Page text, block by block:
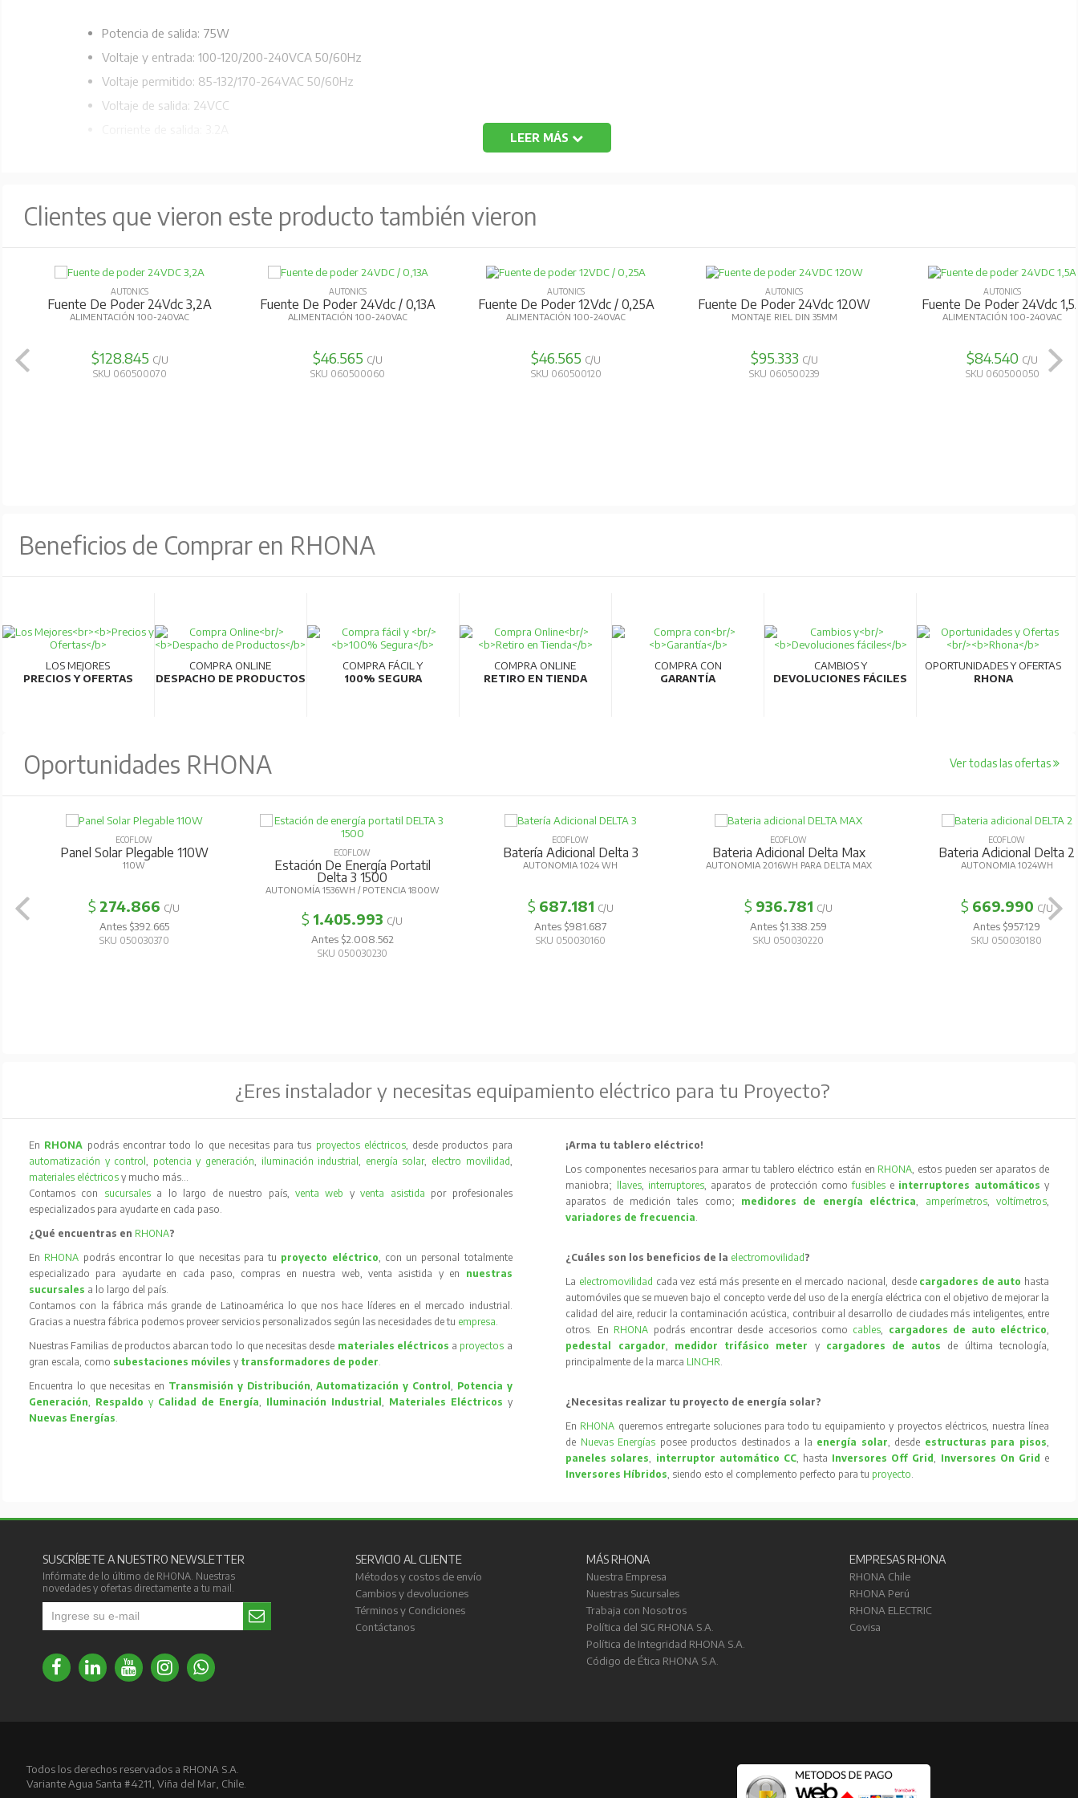
Potencia de salida: 75W
Voltaje y entrada: 100-120/200-240VCA 50/60Hz
Voltaje permitido: 85-132/170-264VAC 50/60Hz
Voltaje de salida: 24VCC
Consumo de corriente de entrada: Máx 2.0A
LEER MÁS
Clientes que vieron este producto también vieron
AUTONICS
Fuente De Poder 24Vdc 3,2A
ALIMENTACIÓN 100-240VAC
$128.845 C/U
SKU 060500070
AUTONICS
Fuente De Poder 24Vdc / 0,13A
ALIMENTACIÓN 100-240VAC
$46.565 C/U
SKU 060500060
AUTONICS
Fuente De Poder 12Vdc / 0,25A
ALIMENTACIÓN 100-240VAC
$46.565 C/U
SKU 060500120
AUTONICS
Fuente De Poder 24Vdc 120W
MONTAJE RIEL DIN 35MM
$95.333 C/U
SKU 060500239
AUTONICS
Fuente De Poder 24Vdc
ALIMENTACIÓN 100-240VAC
$84.540 C/U
SKU 060500050
Beneficios de Comprar en RHONA
LOS MEJORES
PRECIOS Y OFERTAS
COMPRA ONLINE
DESPACHO DE PRODUCTOS
COMPRA FÁCIL Y
100% SEGURA
COMPRA ONLINE
RETIRO EN TIENDA
COMPRA CON
GARANTÍA
CAMBIOS Y
DEVOLUCIONES FÁCILES
OPORTUNIDADES Y OFERTAS
RHONA
Oportunidades RHONA Ver todas las ofertas
ECOFLOW
Panel Solar Plegable 110W
110W
$274.866 C/U
Antes $392.665
SKU 050030370
ECOFLOW
Estación De Energía Portatil
Delta 3 1500
AUTONOMÍA 1536WH / POTENCIA 1800W
$1.405.993 C/U
Antes $2.008.562
SKU 050030230
ECOFLOW
Batería Adicional Delta 3
AUTONOMIA 1024 WH
$687.181 C/U
Antes $981.687
SKU 050030160
ECOFLOW
Bateria Adicional Delta Max
AUTONOMIA 2016WH PARA DELTA MAX
$936.781 C/U
Antes $1.338.259
SKU 050030220
ECOFLOW
Bateria Adicional Delta 2
AUTONOMIA 1024WH
$669.990 C/U
Antes $957.129
SKU 050030180
¿Eres instalador y necesitas equipamiento eléctrico para tu Proyecto?
En RHONA podrás encontrar todo lo que necesitas para tus proyectos eléctricos, desde productos para
automatización y control, potencia y generación, iluminación industrial, energía solar, electro movilidad,
materiales eléctricos y mucho más…
Contamos con sucursales a lo largo de nuestro país, venta web yventa asistida por profesionales
especializados para ayudarte en cada paso.
¿Qué encuentras en RHONA?
En RHONA podrás encontrar lo que necesitas para tu proyecto eléctrico, con un personal totalmente
especializado para ayudarte en cada paso, compras en nuestra web, venta asistida y en nuestras
sucursales a lo largo del país.
Contamos con la fábrica más grande de Latinoamérica lo que nos hace líderes en el mercado industrial.
Gracias a nuestra fábrica podemos proveer servicios personalizados según las necesidades de tu empresa.
Nuestras Familias de productos abarcan todo lo que necesitas desde materiales eléctricos a proyectos a
gran escala, como subestaciones móvilesy transformadores de poder.
Encuentra lo que necesitas en Transmisión y Distribución,Automatización y Control, Potencia y
Generación, Respaldo y Calidad de Energía, Iluminación Industrial , Materiales Eléctricos y
Nuevas Energías.
¡Arma tu tablero eléctrico!
Los componentes necesarios para armar tu tablero eléctrico están en RHONA, estos pueden ser aparatos de
maniobra;
llaves, interruptores, aparatos de protección comofusibles e interruptores automáticos y
aparatos de medición tales como; medidores de energía eléctrica, amperímetros, voltímetros,
variadores de frecuencia.
¿Cuáles son los beneficios de la electromovilidad ?
La electromovilidad cada vez está más presente en el mercado nacional, desde cargadores de auto hasta
automóviles que se mueven bajo el concepto verde del uso de la energía eléctrica con el objetivo de mejorar la
calidad del aire, reducir la contaminación acústica, contribuir al desarrollo de ciudades más inteligentes, entre
otros. En RHONA podrás encontrar desde accesorios como cables, cargadores de auto eléctrico,
pedestal cargador, medidor trifásico meter y cargadores de autos
de última tecnología,
principalmente de la marca LINCHR.
¿Necesitas realizar tu proyecto de energía solar?
En RHONA queremos entregarte soluciones para todo tu equipamiento y proyectos eléctricos, nuestra línea
de Nuevas Energías posee productos destinados a la energía solar, desde estructuras para pisos,
paneles solares, interruptor automático CC, hasta Inversores Off Grid, Inversores On Grid e
Inversores Híbridos, siendo esto el complemento perfecto para tu proyecto.
SUSCRÍBETE A NUESTRO NEWSLETTER
Infórmate de lo último de RHONA. Nuestras
novedades y ofertas directamente a tu mail.
SERVICIO AL CLIENTE
Métodos y costos de envío
Cambios y devoluciones
Términos y Condiciones
Contáctanos
MÁS RHONA
Nuestra Empresa
Nuestras Sucursales
Trabaja con Nosotros
Política del SIG RHONA S.A.
Política de Integridad RHONA S.A.
Código de Ética RHONA S.A.
EMPRESAS RHONA
RHONA Chile
RHONA Perú
RHONA ELECTRIC
Covisa
Todos los derechos reservados a RHONA S.A.
Variante Agua Santa #4211, Viña del Mar, Chile.